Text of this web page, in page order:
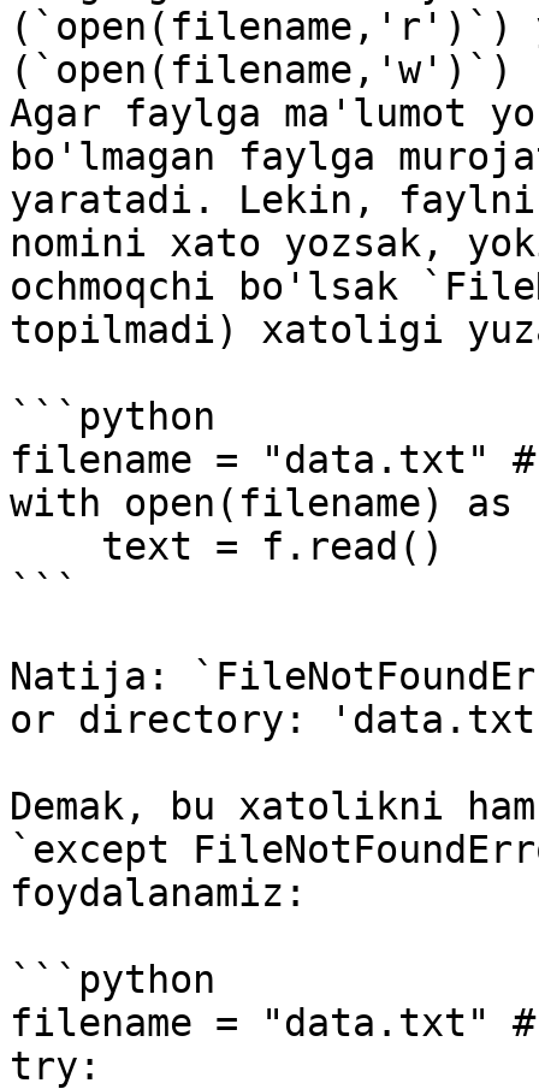
(`open(filename,'r')`)
(`open(filename,'w')`)
Agar faylga ma'lumot
bo'lmagan faylga
yaratadi. Lekin, faylni
nomini xato yozsak,
ochmoqchi bo'lsak
topilmadi) xatoligi
```python
filename = "data.txt" #
with open(filename)
```
Natija:
or directory:
Demak, bu xatolikni
`except
foydalanamiz:
```python
filename = "data.txt" #
try: